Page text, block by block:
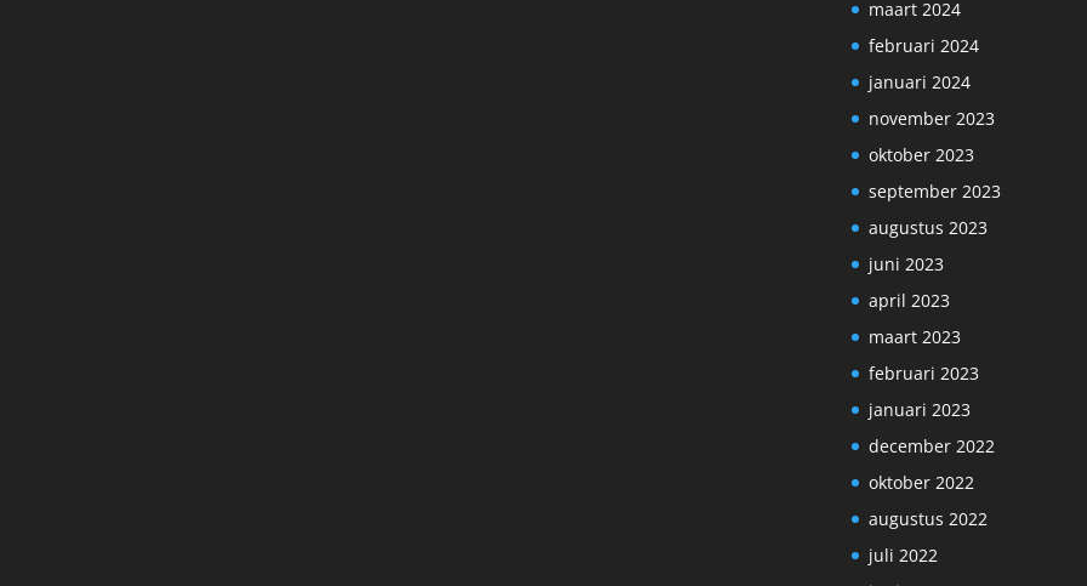
maart 2024
februari 2024
januari 2024
november 2023
oktober 2023
september 2023
augustus 2023
juni 2023
april 2023
maart 2023
februari 2023
januari 2023
december 2022
oktober 2022
augustus 2022
juli 2022